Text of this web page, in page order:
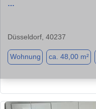
…
Düsseldorf, 40237
Wohnung ca. 48,00 m²